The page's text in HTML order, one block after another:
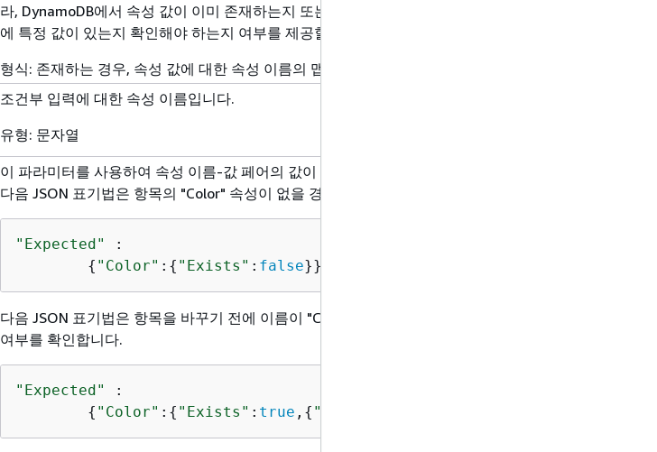
라, DynamoDB에서 속성 값이 이미 존재하는지 또는 속성 값이 존재하며 이를 변경하기 전
에 특정 값이 있는지 확인해야 하는지 여부를 제공할 수 있습니다.
형식: 존재하는 경우, 속성 값에 대한 속성 이름의 맵.
조건부 입력에 대한 속성 이름입니다.
유형: 문자열
이 파라미터를 사용하여 속성 이름-값 페어의 값이 존재할지 여부를 지정합니다.
다음 JSON 표기법은 항목의 "Color" 속성이 없을 경우 해당 항목을 바꿉니다.
"Expected"
:
{ "Color" : { "Exists" : false}}
다음 JSON 표기법은 항목을 바꾸기 전에 이름이 "Color"인 속성의 기존 값이 "Yellow"인지
여부를 확인합니다.
"Expected"
:
{ "Color" : { "Exists" : true , { "Value"